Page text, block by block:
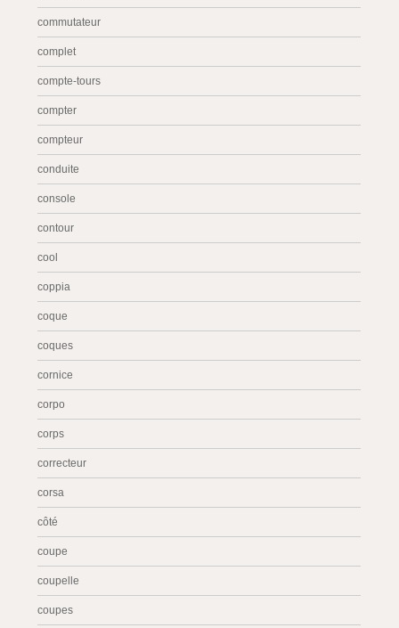
commutateur
complet
compte-tours
compter
compteur
conduite
console
contour
cool
coppia
coque
coques
cornice
corpo
corps
correcteur
corsa
côté
coupe
coupelle
coupes